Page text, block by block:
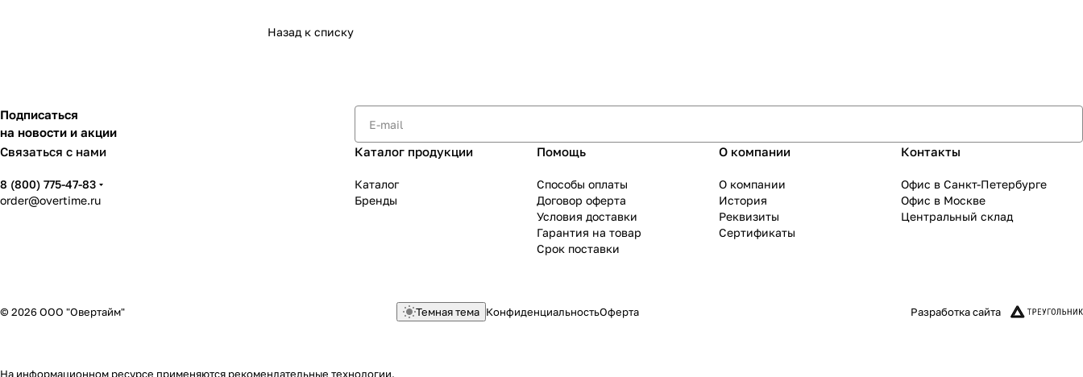
Назад к списку
Подписаться
на новости и акции
Связаться с нами
8 (800) 775-47-83
order@overtime.ru
Каталог продукции
Каталог
Бренды
Помощь
Способы оплаты
Договор оферта
Условия доставки
Гарантия на товар
Срок поставки
О компании
О компании
История
Реквизиты
Сертификаты
Контакты
Офис в Санкт-Петербурге
Офис в Москве
Центральный склад
© 2026 ООО "Овертайм" Темная тема КонфиденциальностьОферта Разработка сайта
На информационном ресурсе применяются рекомендательные технологии.